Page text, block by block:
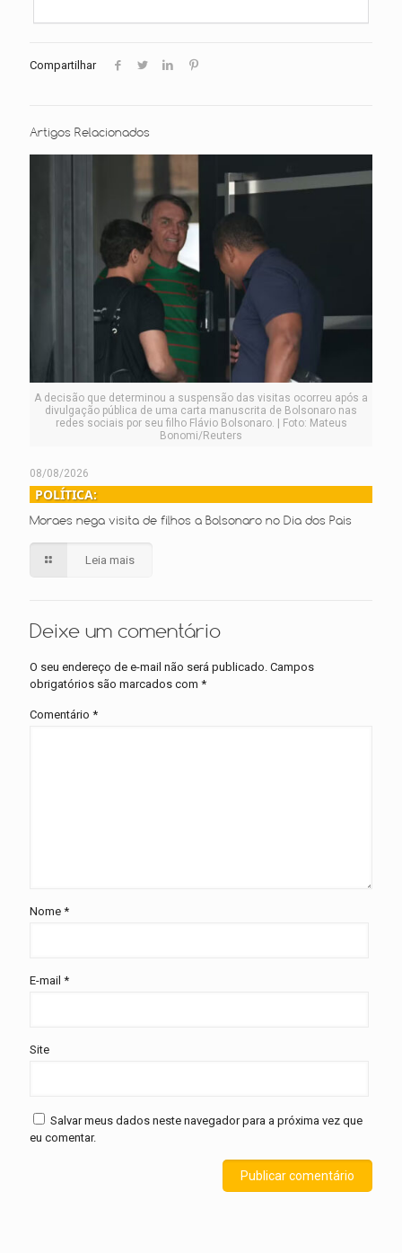
Compartilhar
Artigos Relacionados
A decisão que determinou a suspensão das visitas ocorreu após a
divulgação pública de uma carta manuscrita de Bolsonaro nas
redes sociais por seu filho Flávio Bolsonaro. | Foto: Mateus
Bonomi/Reuters
08/08/2026
POLÍTICA:
Moraes nega visita de filhos a Bolsonaro no Dia dos Pais
Leia mais
Deixe um comentário
O seu endereço de e-mail não será publicado. Campos
obrigatórios são marcados com *
Comentário *
Nome *
E-mail *
Site
Salvar meus dados neste navegador para a próxima vez que
eu comentar.